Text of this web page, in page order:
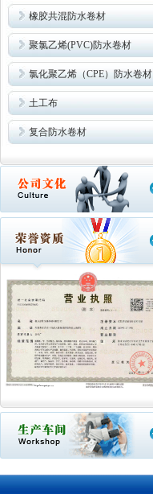
橡胶共混防水卷材
聚氯乙烯(PVC)防水卷材
氯化聚乙烯（CPE）防水卷材
土工布
复合防水卷材